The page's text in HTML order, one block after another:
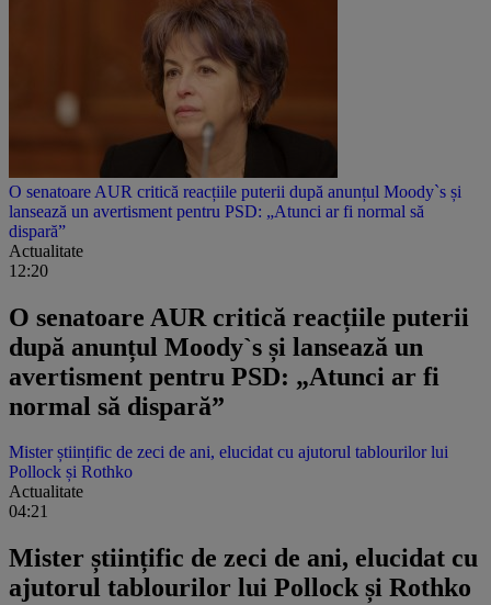
O senatoare AUR critică reacțiile puterii după anunțul Moody`s și
lansează un avertisment pentru PSD: „Atunci ar fi normal să
dispară”
Actualitate
12:20
O senatoare AUR critică reacțiile puterii
după anunțul Moody`s și lansează un
avertisment pentru PSD: „Atunci ar fi
normal să dispară”
Mister științific de zeci de ani, elucidat cu ajutorul tablourilor lui
Pollock și Rothko
Actualitate
04:21
Mister științific de zeci de ani, elucidat cu
ajutorul tablourilor lui Pollock și Rothko